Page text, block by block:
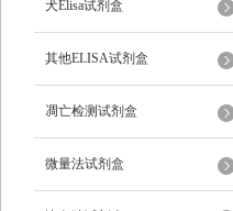
犬Elisa试剂盒
其他ELISA试剂盒
凋亡检测试剂盒
微量法试剂盒